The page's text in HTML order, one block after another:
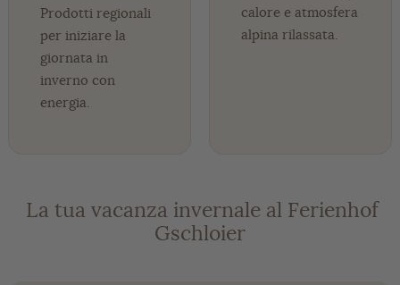
Prodotti regionali
per iniziare la
giornata in
inverno con
energia.
calore e atmosfera
alpina rilassata.
️ La tua vacanza invernale al Ferienhof
Gschloier